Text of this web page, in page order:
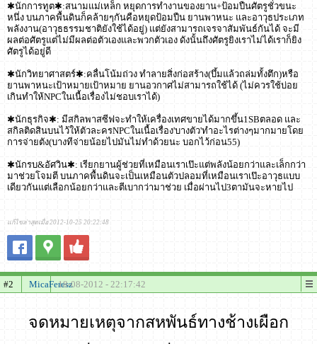
✱นักการทูต✱:สนามแม่เหล็ก หยุดการทำงานของยาน+ป้อมปืนศัตรูชั่วขนะ
หนึ่ง บนภาคพื้นดินก็คล้ายๆกันคือหยุดป้อมปืน ยานพาหนะ และอาวุธประเภท
พลังงาน(อาวุธธรรมชาติยังใช้ได้อยู่) แต่ยังสามารถเจรจาสัมพันธ์กันได้ จะมี
ผลต่อศัตรูแต่ไม่มีผลต่อตัวเองและพวกตัวเอง ดังนั้นถึงศัตรูยิงเราไม่ได้เราก็ยิง
ศัตรูได้อยู่ดี
✱นักวิทยาศาสตร์✱:คลื่นโน้มถ่วง ทำลายสิ่งก่อสร้าง(บึ้มแล้วถล่มทั้งตึก)หรือ
ยานพาหนะเป้าหมายเป้าหมาย ยานอวกาศไม่สามารถใช้ได้ (ไม่ควรใช้บ่อย
เกินทำให้NPCในเนื้อเรื่องไม่ชอบเราได้)
✱นักธุรกิจ✱: มีสกิลพาสซีฟจะทำให้เครื่องเทศขายได้มากขึ้น1SBตลอด และ
สกิลติดสินบนไว้ให้ตัวละครNPCในเนื้อเรื่อง'บางตัว'ทำอะไรต่างๆมากมายโดย
การจ่ายตัง(บางทีจ่ายน้อยไปมันไม่ทำด้วยนะ บอกไว้ก่อน55)
✱นักรบ&อัศวิน✱: เรียกยานผู้ช่วยที่เหมือนเราเป๊ะแต่พลังน้อยกว่าและเล็กกว่า
มาช่วยโจมตี บนภาคพื้นดินจะเป็นเหมือนตัวปลอมที่เหมือนเราเป๊ะอาวุธแบบ
เดียวกันแต่เลือกน้อยกว่าและตีเบากว่ามาช่วย เมื่อผ่านไป3ตามันจะหายไป
แก้ไขล่าสุดเมื่อ 2012-10-25 20:22:48
#2 MicaFeresz18-08-2012 - 22:17:42
จดหมายเหตุจากสหพันธ์ทางช้างเผือก